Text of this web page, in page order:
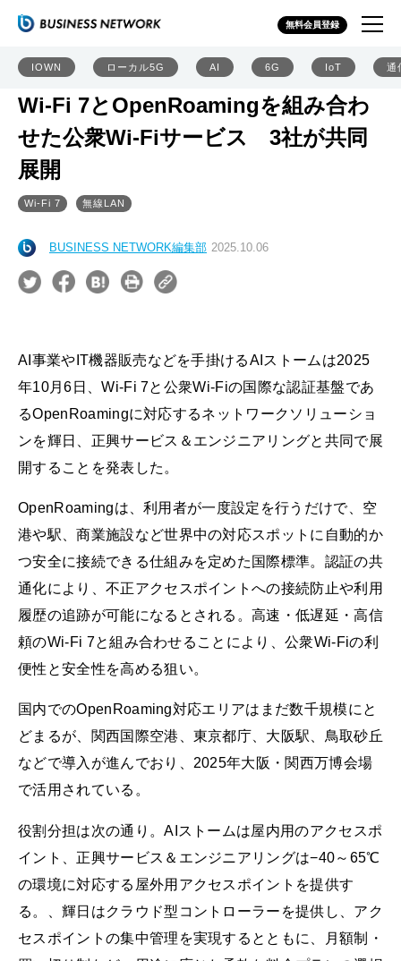
無料会員登録
IOWN ローカル5G AI 6G IoT 通
Wi-Fi 7とOpenRoamingを組み合わ
せた公衆Wi-Fiサービス 3社が共同
展開
Wi-Fi 7 無線LAN
BUSINESS NETWORK編集部 2025.10.06
AI事業やIT機器販売などを手掛けるAIストームは2025
年10月6日、Wi-Fi 7と公衆Wi-Fiの国際な認証基盤であ
るOpenRoamingに対応するネットワークソリューショ
ンを輝日、正興サービス＆エンジニアリングと共同で展
開することを発表した。
OpenRoamingは、利用者が一度設定を行うだけで、空
港や駅、商業施設など世界中の対応スポットに自動的か
つ安全に接続できる仕組みを定めた国際標準。認証の共
通化により、不正アクセスポイントへの接続防止や利用
履歴の追跡が可能になるとされる。高速・低遅延・高信
頼のWi-Fi 7と組み合わせることにより、公衆Wi-Fiの利
便性と安全性を高める狙い。
国内でのOpenRoaming対応エリアはまだ数千規模にと
どまるが、関西国際空港、東京都庁、大阪駅、鳥取砂丘
などで導入が進んでおり、2025年大阪・関西万博会場
で活用されている。
役割分担は次の通り。AIストームは屋内用のアクセスポ
イント、正興サービス＆エンジニアリングは−40～65℃
の環境に対応する屋外用アクセスポイントを提供す
る。、輝日はクラウド型コントローラーを提供し、アク
セスポイントの集中管理を実現するとともに、月額制・